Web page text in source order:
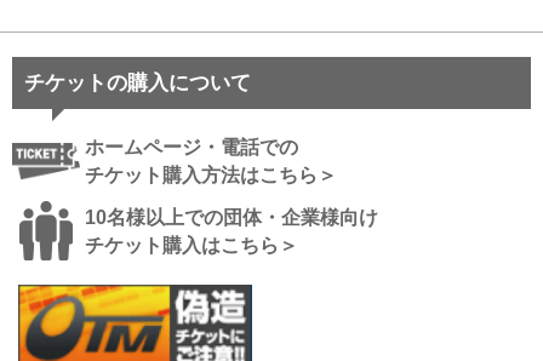
チケットの購入について
ホームページ・電話での
チケット購入方法はこちら＞
10名様以上での団体・企業様向け
チケット購入はこちら＞